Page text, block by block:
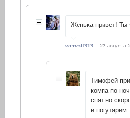
Женька привет! Ты
wervolf313 22 августа
Тимофей
компа по
спят.но
и погутарим.